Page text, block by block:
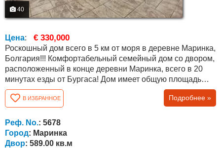
40
Цена: € 330,000
Роскошный дом всего в 5 км от моря в деревне Маринка,
Болгария!!! Комфортабельный семейный дом со двором,
расположенный в конце деревни Маринка, всего в 20
минутах езды от Бургаса! Дом имеет общую площадь
400 кв.м. и двор 589 кв.м. Он состоит из: Полуподвала -
200 кв.м., который можно превратить в отдельный
винный погреб, отдельный тренажерный зал, таверну,
игровую комнату, котельную, склад, бильярдную или что-
то другое. Первый этаж:...
В ИЗБРАННОЕ Подробнее »
Реф. No.: 5678
Город: Маринка
Двор: 589.00 кв.м